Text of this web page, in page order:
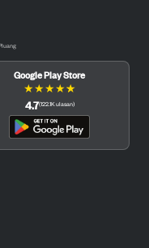
Google Play Store
★★★★★
4.7(122.1K ulasan)